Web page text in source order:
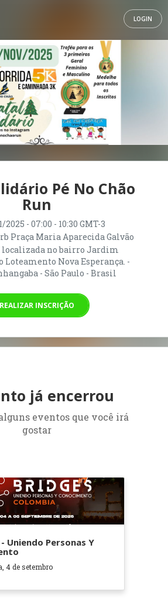
LOGIN
Pé No Chão
Run
2025 - 07:00 - 10:30 GMT-3
Praça Maria Aparecida Galvão
localizada no bairro Jardim
Loteamento Nova Esperança. -
- São Paulo - Brasil
REALIZAR INSCRIÇÃO
já encerrou
eventos que você irá
gostar
Uniendo Personas Y
4 de setembro